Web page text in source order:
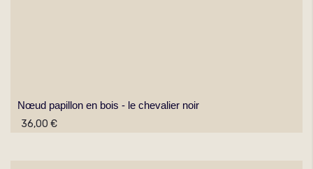
Nœud papillon en bois - le chevalier noir
36,00 €